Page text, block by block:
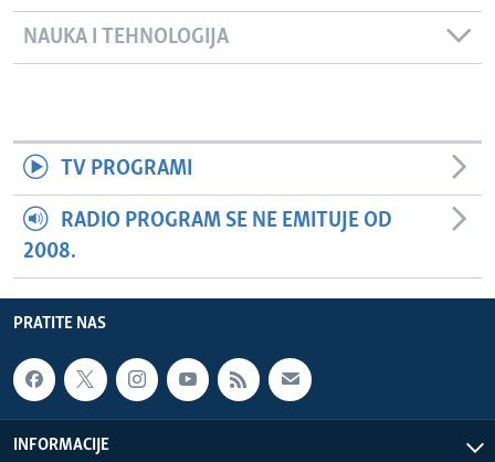
NAUKA I TEHNOLOGIJA
TV PROGRAMI
RADIO PROGRAM SE NE EMITUJE OD
2008.
PRATITE NAS
INFORMACIJE